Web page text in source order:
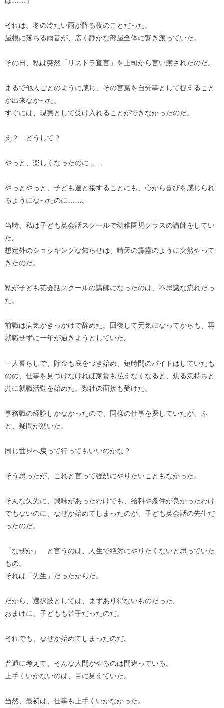
それは、冬の冷たい雨が降る夜のことだった。
屋根に落ちる雨音が、広く静かな部屋全体に響き渡っていた。
その日、私は突然「リストラ宣言」を上司から言い渡されたのだ。
まるで他人ごとのように感じ、その言葉を自分事として捉えること
が出来なかった。
すぐには、現実として受け入れることができなかったのだ。
え？ どうして？
やっと、楽しくなったのに……
やっとやっと、子ども達と接することにも、心から喜びを感じられ
るようになったのに……。
当時、私は子ども英会話スクールで幼稚園児クラスの講師をしてい
た。
想定外のショッキングな知らせは、晴天の霹靂のように突然やって
きたのだ。
私が子ども英会話スクールの講師になったのは、不思議な流れだっ
た。
前職は病気がきっかけで辞めた。回復して元気になってからも、再
就職せずに一年が過ぎようとしていた。
一人暮らしで、貯金も底をつき始め、短時間のバイトはしていたも
のの、仕事を見つけなければ家賃も払えなくなると、焦る気持ちと
共に就職活動を始めた。数社の面接も受けた。
事務職の経験しかなかったので、同様の仕事を探していたが、ふ
と、疑問が湧いた。
同じ世界へ戻って行ってもいいのかな？
そう思ったが、これと言って強烈にやりたいこともなかった。
そんな矢先に、興味があったわけでも、給料や条件が良かったわけ
でもないのに、なぜか始めてしまったのが、子ども英会話の先生だ
ったのだ。
「なぜか」 と言うのは、人生で絶対にやりたくないと思っていた
もの。
それは「先生」だったからだ。
だから、選択肢としては、まずあり得ないものだった。
おまけに、子どもも苦手だったのだ。
それでも、なぜか始めてしまったのだ。
普通に考えて、そんな人間がやるのは間違っている。
上手くいかないのは、目に見えていた。
当然、最初は、仕事も上手くいかなかった。